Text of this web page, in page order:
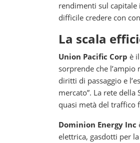
rendimenti sul capitale
difficile credere con
La scala
Union Pacific Corp è
sorprende che l’ampio
diritti di passaggio e
mercato”. La rete della
quasi metà del traffico
Dominion Energy Inc
elettrica, gasdotti per